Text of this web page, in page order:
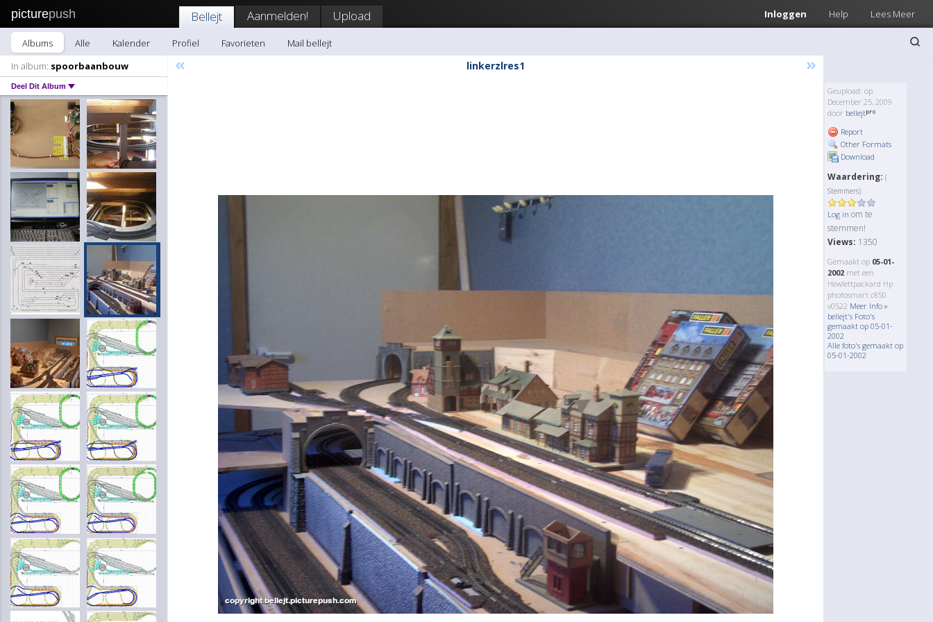
picturepush Inloggen Help Lees Meer
Bellejt Aanmelden! Upload
Albums Alle Kalender Profiel Favorieten
Mail bellejt
In album: spoorbaanbouw
Deel Dit Album
« linkerzlres1 »
Geupload: op
December 25, 2009
door bellejt
Report
Other Formats
Download
Waardering: (
Stemmers)
Log in om te
stemmen!
Views: 1350
Gemaakt op 05-01-
2002 met een
Hewlettpackard Hp
photosmart c850
v0522 Meer Info »
bellejt's Foto's
gemaakt op 05-01-
2002
Alle foto's gemaakt op
05-01-2002